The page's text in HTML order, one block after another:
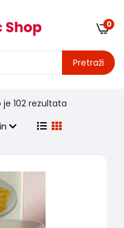
Pretraži
0
je 102 rezultata